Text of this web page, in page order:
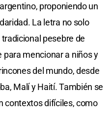
proponiendo un
La letra no solo
pesebre de
para mencionar a niños y
del mundo, desde
Malí y Haití. También se
contextos difíciles, como